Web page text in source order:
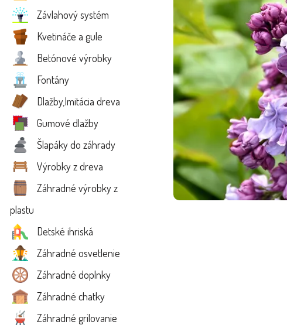
Závlahový systém
Kvetináče a gule
Betónové výrobky
Fontány
Dlažby,Imitácia dreva
Gumové dlažby
Šlapáky do záhrady
Výrobky z dreva
Záhradné výrobky z
plastu
Detské ihriská
Záhradné osvetlenie
Záhradné doplnky
Záhradné chatky
Záhradné grilovanie